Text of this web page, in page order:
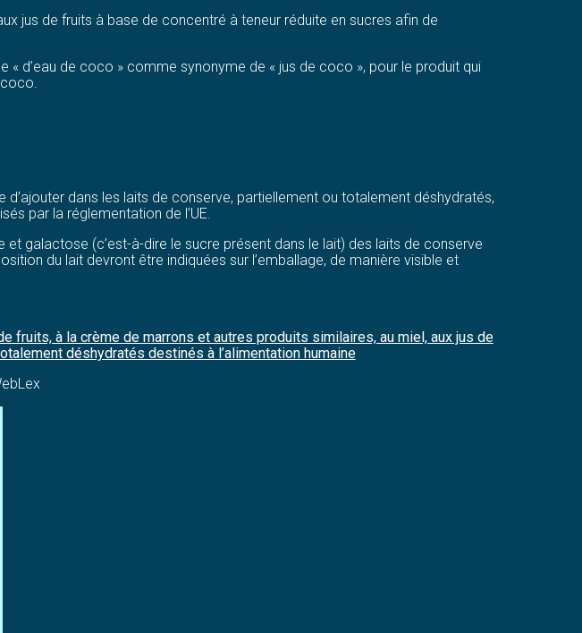
jus de fruits à base de concentré à teneur réduite en sucres afin de
« d’eau de coco » comme synonyme de « jus de coco », pour le produit qui
dans les laits de conserve, partiellement ou totalement déshydratés,
par la réglementation de l’UE.
galactose (c’est-à-dire le sucre présent dans le lait) des laits de conserve
du lait devront être indiquées sur l’emballage, de manière visible et
à la crème de marrons et autres produits similaires, au miel, aux jus de
déshydratés destinés à l’alimentation humaine